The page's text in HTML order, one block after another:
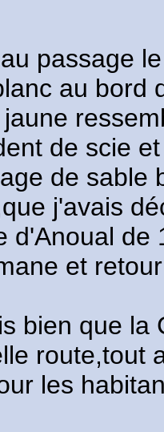
passage
au bord
de scie
de sable
j'avais
d'Anoual de
et
bien que la
route,tout
les